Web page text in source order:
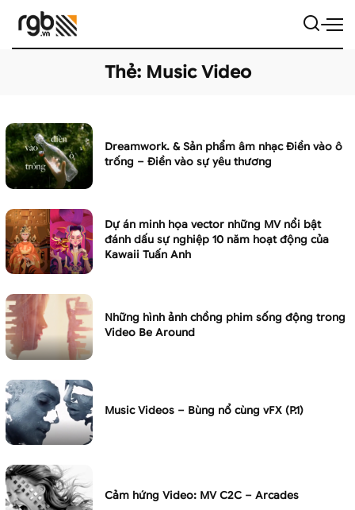
Thẻ: Music Video
Dreamwork. & Sản phẩm âm nhạc Điền vào ô
trống – Điền vào sự yêu thương
Dự án minh họa vector những MV nổi bật
đánh dấu sự nghiệp 10 năm hoạt động của
Kawaii Tuấn Anh
Những hình ảnh chồng phim sống động trong
Video Be Around
Music Videos – Bùng nổ cùng vFX (P.1)
Cảm hứng Video: MV C2C – Arcades